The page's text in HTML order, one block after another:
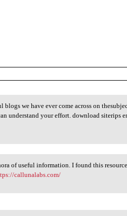
blogs we have ever come across on
understand your effort. download siterips
of useful information. I found this
callunalabs.com/